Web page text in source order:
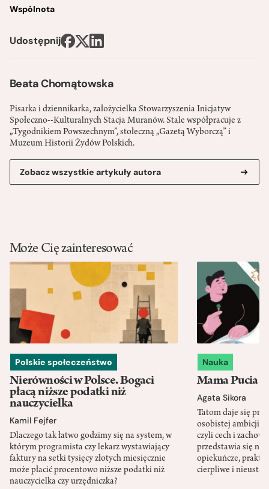
Beata Chomątowska
Pisarka i dziennikarka, założycielka Stowarzyszenia Inicjatyw
Społeczno--Kulturalnych Stacja Muranów. Stale współpracuje z
„Tygodnikiem Powszechnym”, stołeczną „Gazetą Wyborczą” i
Muzeum Historii Żydów Polskich.
Zobacz wszystkie artykuły autora
Wspólnota
Udostępnij
Może Cię zainteresować
Polskie społeczeństwo
Nierówności w Polsce. Bogaci
płacą niższe podatki niż
nauczycielka
Kamil Fejfer
Dlaczego tak łatwo godzimy się na system, w
którym programista czy lekarz wystawiający
faktury na setki tysięcy złotych miesięcznie
może płacić procentowo niższe podatki niż
nauczycielka czy urzędniczka?
Nauka
Mama Pucia
Agata Sikora
Tatom daje się
osobistej ambicji,
czyli cech i
przedstawia się
opiekuńcze,
cierpliwe i